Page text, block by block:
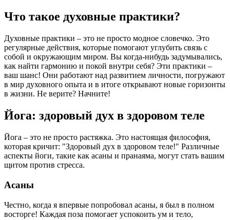
Что такое духовные практики?
Духовные практики – это не просто модное словечко. Это
регулярные действия, которые помогают углубить связь с
собой и окружающим миром. Вы когда-нибудь задумывались,
как найти гармонию и покой внутри себя? Эти практики –
ваш шанс! Они работают над развитием личности, погружают
в мир духовного опыта и в итоге открывают новые горизонты
в жизни. Не верите? Начните!
Йога: здоровый дух в здоровом теле
Йога – это не просто растяжка. Это настоящая философия,
которая кричит: "Здоровый дух в здоровом теле!" Различные
аспекты йоги, такие как асаны и пранаяма, могут стать вашим
щитом против стресса.
Асаны
Честно, когда я впервые попробовал асаны, я был в полном
восторге! Каждая поза помогает успокоить ум и тело,